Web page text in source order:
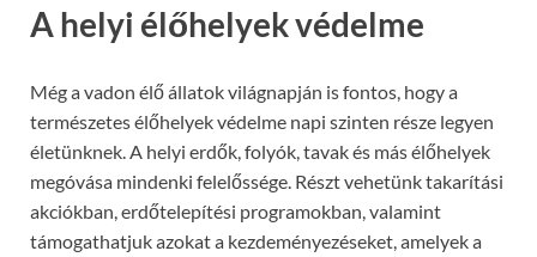
A helyi élőhelyek védelme
Még a vadon élő állatok világnapján is fontos, hogy a
természetes élőhelyek védelme napi szinten része legyen
életünknek. A helyi erdők, folyók, tavak és más élőhelyek
megóvása mindenki felelőssége. Részt vehetünk takarítási
akciókban, erdőtelepítési programokban, valamint
támogathatjuk azokat a kezdeményezéseket, amelyek a